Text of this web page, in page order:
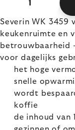
Severin WK 3459
keukenruimte en
betrouwbaarheid
voor dagelijks
het hoge
snelle
wordt
koffie
de inhoud van